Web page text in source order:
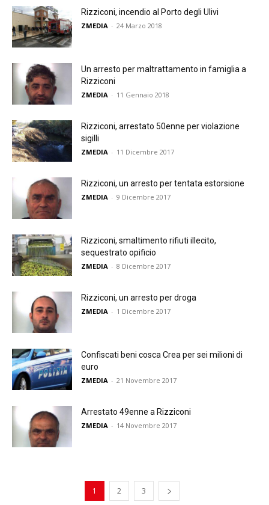
Rizziconi, incendio al Porto degli Ulivi
ZMEDIA - 24 Marzo 2018
Un arresto per maltrattamento in famiglia a
Rizziconi
ZMEDIA - 11 Gennaio 2018
Rizziconi, arrestato 50enne per violazione
sigilli
ZMEDIA - 11 Dicembre 2017
Rizziconi, un arresto per tentata estorsione
ZMEDIA - 9 Dicembre 2017
Rizziconi, smaltimento rifiuti illecito,
sequestrato opificio
ZMEDIA - 8 Dicembre 2017
Rizziconi, un arresto per droga
ZMEDIA - 1 Dicembre 2017
Confiscati beni cosca Crea per sei milioni di
euro
ZMEDIA - 21 Novembre 2017
Arrestato 49enne a Rizziconi
ZMEDIA - 14 Novembre 2017
1 2 3